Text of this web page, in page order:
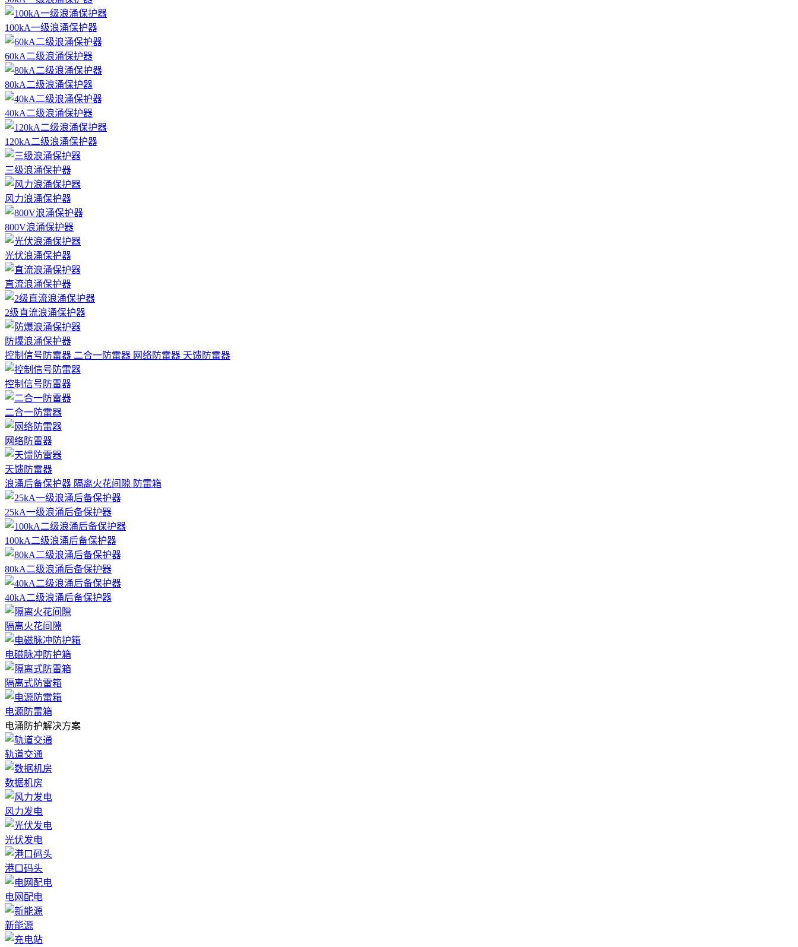
100kA一级浪涌保护器
60kA二级浪涌保护器
80kA二级浪涌保护器
40kA二级浪涌保护器
120kA二级浪涌保护器
三级浪涌保护器
风力浪涌保护器
800V浪涌保护器
光伏浪涌保护器
直流浪涌保护器
2级直流浪涌保护器
防爆浪涌保护器
控制信号防雷器 二合一防雷器 网络防雷器 天馈防雷器
控制信号防雷器
二合一防雷器
网络防雷器
天馈防雷器
浪涌后备保护器 隔离火花间隙 防雷箱
25kA一级浪涌后备保护器
100kA二级浪涌后备保护器
80kA二级浪涌后备保护器
40kA二级浪涌后备保护器
隔离火花间隙
电磁脉冲防护箱
隔离式防雷箱
电源防雷箱
电涌防护解决方案
轨道交通
数据机房
风力发电
光伏发电
港口码头
电网配电
新能源